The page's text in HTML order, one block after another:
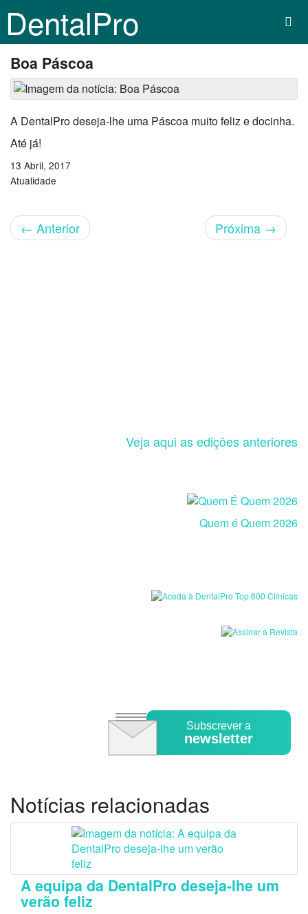
DentalPro
Boa Páscoa
A DentalPro deseja-lhe uma Páscoa muito feliz e docinha.
Até já!
13 Abril, 2017
Atualidade
← Anterior Próxima →
Veja aqui as edições anteriores
Quem é Quem 2026
Subscrever a
newsletter
Notícias relacionadas
A equipa da DentalPro deseja-lhe um
verão feliz